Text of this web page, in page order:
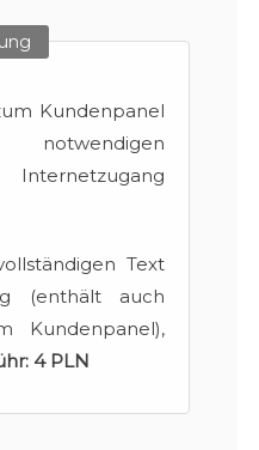
Kundenpanel
Internetzugang
Text
(enthält auch
Kundenpanel),
4 PLN